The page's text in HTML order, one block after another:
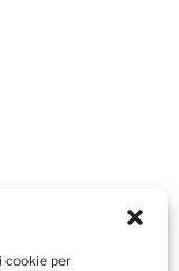
cookie per